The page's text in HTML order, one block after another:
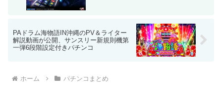
PAドラム海物語IN沖縄のPV＆ライター
解説動画が公開、サンスリー新規則機第
一弾6段階設定付きパチンコ
ホーム パチンコまとめ